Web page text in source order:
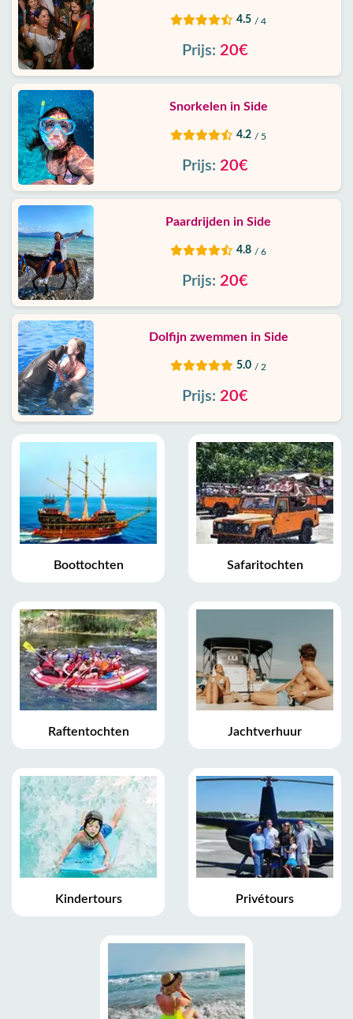
4.5 / 4
Prijs: 20€
Snorkelen in Side
4.2 / 5
Prijs: 20€
Paardrijden in Side
4.8 / 6
Prijs: 20€
Dolfijn zwemmen in Side
5.0 / 2
Prijs: 20€
Boottochten Safaritochten
Raftentochten Jachtverhuur
Kindertours Privétours